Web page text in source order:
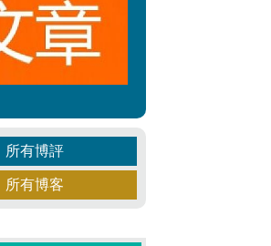
所有博評
所有博客